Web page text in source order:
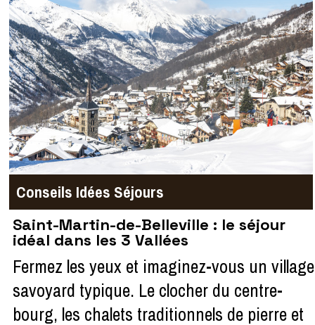
Conseils Idées Séjours
Saint-Martin-de-Belleville : le séjour
idéal dans les 3 Vallées
Fermez les yeux et imaginez-vous un village
savoyard typique. Le clocher du centre-
bourg, les chalets traditionnels de pierre et